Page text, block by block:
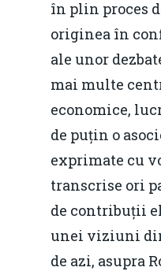
în plin proces
originea în
ale unor
mai multe
economice,
de puțin o
exprimate cu
transcrise ori
de contribuții
unei viziuni
de azi, asupra